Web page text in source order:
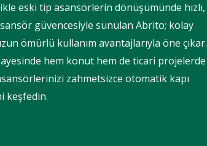
eski tip asansörlerin dönüşümünde hızlı,
güvencesiyle sunulan Abrito; kolay
ömürlü kullanım avantajlarıyla öne çıkar.
hem konut hem de ticari projelerde
zahmetsizce otomatik kapı
keşfedin.